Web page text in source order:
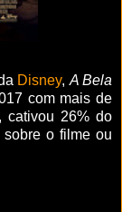
Disney, A Bela
com mais de
cativou 26% do
o filme ou